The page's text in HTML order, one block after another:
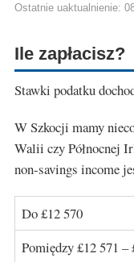
Ostatnie uaktualnienie:
Ile zapłacisz?
Stawki podatku
W Szkocji mamy
Walii czy Północnej
non-savings income
Do £12 570
Pomiędzy £12 571 –